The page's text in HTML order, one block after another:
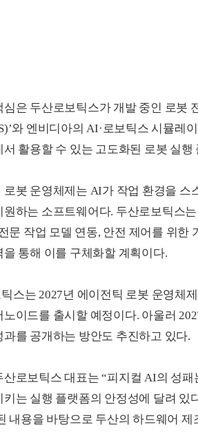
심은 두산로보틱스가 개발 중인 로봇
와 엔비디아의 AI·로보틱스 시뮬레
서 활용할 수 있는 고도화된 로봇 실
로봇 운영체제는 AI가 작업 환경을 스
원하는 소프트웨어다. 두산로보틱스
문 작업 모델 연동, 안전 제어를 위
을 통해 이를 구체화할 계획이다.
스는 2027년 에이전틱 로봇 운영체
노이드를 출시할 예정이다. 아울러
과를 공개하는 방안도 추진하고 있다.
산로보틱스 대표는 “피지컬 AI의 성
키는 실행 플랫폼의 안정성에 달려 있
내용을 바탕으로 두산의 하드웨어